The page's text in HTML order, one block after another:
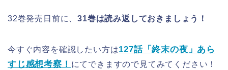
32巻発売日前に、31巻は読み返しておきましょう！
今すぐ内容を確認したい方は127話「終末の夜」あら
すじ感想考察！ にてできますので見てみてください！